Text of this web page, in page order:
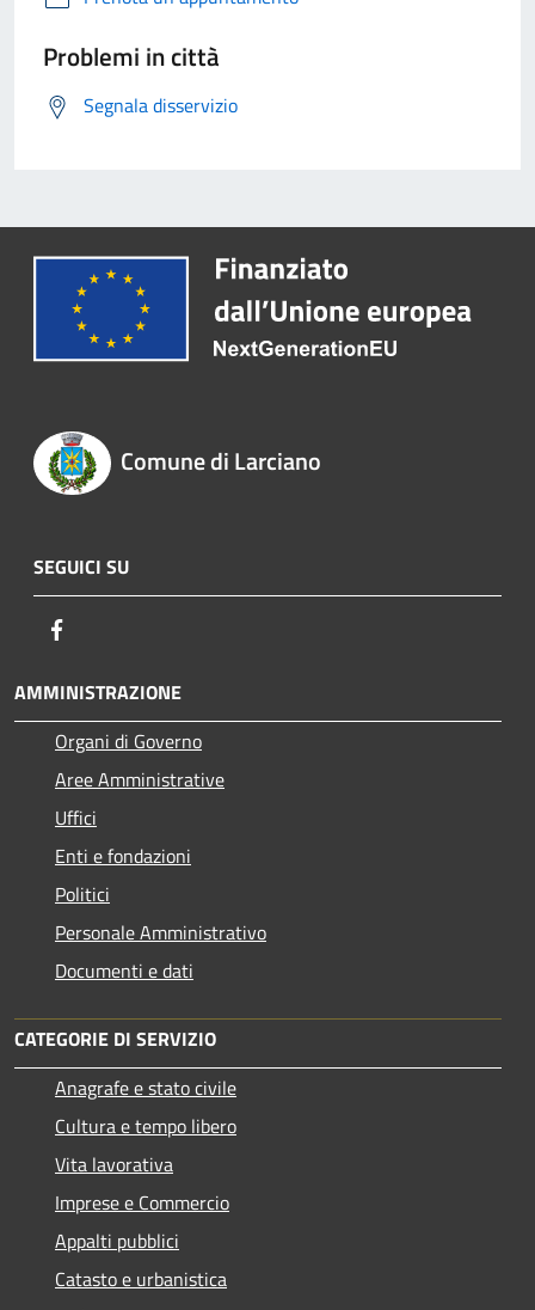
Problemi in città
Segnala disservizio
Comune di Larciano
SEGUICI SU
AMMINISTRAZIONE
Organi di Governo
Aree Amministrative
Uffici
Enti e fondazioni
Politici
Personale Amministrativo
Documenti e dati
CATEGORIE DI SERVIZIO
Anagrafe e stato civile
Cultura e tempo libero
Vita lavorativa
Imprese e Commercio
Appalti pubblici
Catasto e urbanistica